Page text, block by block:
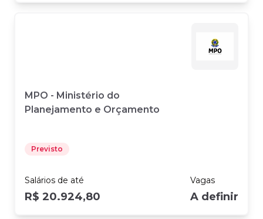
MPO - Ministério do
Planejamento e Orçamento
Previsto
Salários de até
R$ 20.924,80
Vagas
A definir